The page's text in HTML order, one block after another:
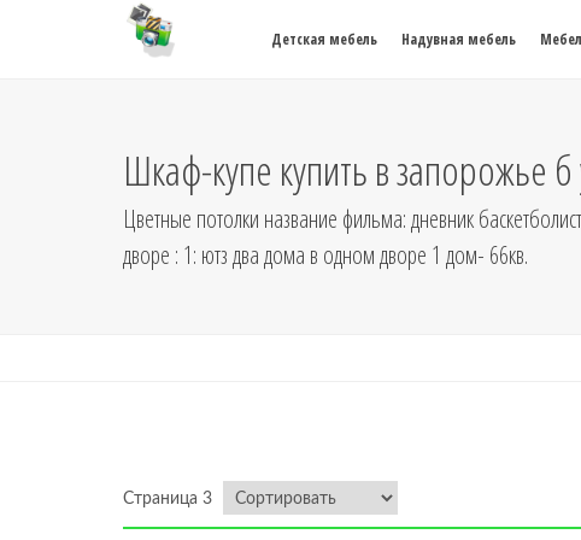
Детская мебель Надувная мебель
Шкаф-купе купить в запорожье б
Цветные потолки название фильма: дневник
дворе : 1: ютз два дома в одном дворе 1 дом- 66кв.
Страница 3